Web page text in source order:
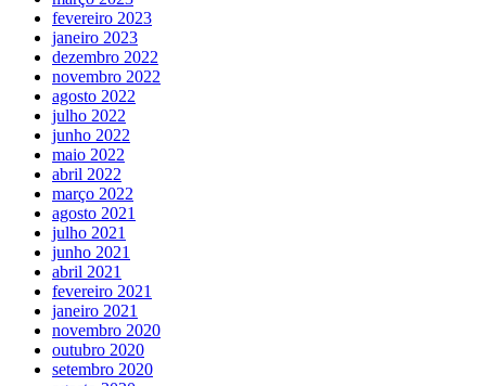
fevereiro 2023
janeiro 2023
dezembro 2022
novembro 2022
agosto 2022
julho 2022
junho 2022
maio 2022
abril 2022
março 2022
agosto 2021
julho 2021
junho 2021
abril 2021
fevereiro 2021
janeiro 2021
novembro 2020
outubro 2020
setembro 2020